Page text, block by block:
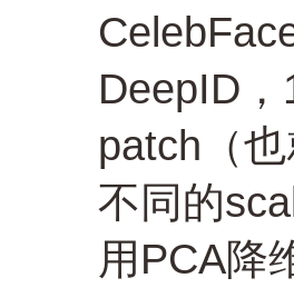
DeepID
patch（
不同的
用PCA降